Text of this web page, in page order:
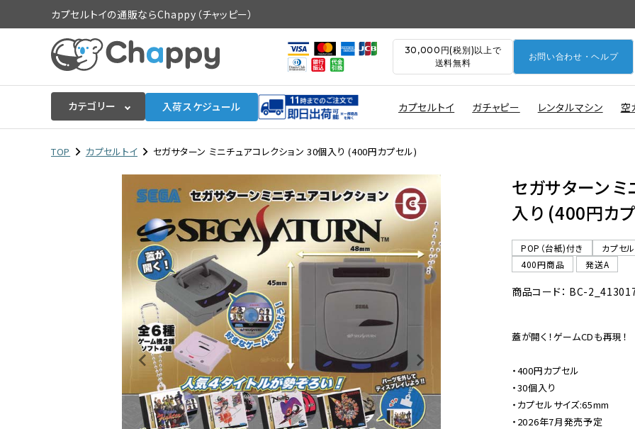
カプセルトイの通販ならChappy（チャッピー）
30,000円(税別)以上で
送料無料
お問い合わせ・ヘルプ
カテゴリー 入荷スケジュール カプセルトイ ガチャピー レンタルマシン 空
ログイン 会員登録
入荷スケジュールをチェック
カプセルトイマシン本体
TOP カプセルトイ セガサターン ミニチュアコレクション 30個入り (400円カプセル)
セガサターン
入り (400円カ
POP（台紙)付き
カプセ
400円商品
発送A
商品コード： BC-
蓋が開く！ゲームCDも再現！
・400円カプセル
・30個入り
・カプセルサイズ:65mm
・2026年7月発売予定